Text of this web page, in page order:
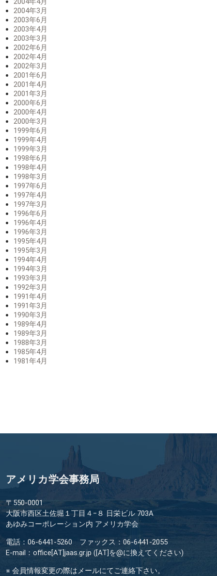
2004年3月
2003年6月
2003年4月
2003年3月
2002年6月
2002年4月
2002年3月
2001年6月
2001年4月
2001年3月
2000年6月
2000年4月
2000年3月
1999年6月
1999年4月
1999年3月
1998年6月
1998年4月
1998年3月
1997年6月
1997年4月
1997年3月
1996年6月
1996年4月
1996年3月
1995年4月
1995年3月
1994年4月
1994年3月
1993年3月
1992年3月
1991年4月
1991年3月
1990年3月
1989年4月
1989年3月
1988年3月
1985年4月
1981年4月
アメリカ学会事務局
〒550-0001
大阪市西区土佐堀１丁目４−８ 日栄ビル 703A
あゆみコーポレーション内 アメリカ学会
電話：06-6441-5260 ファックス：06-6441-2055
E-mail：office[AT]jaas.gr.jp ([AT]を@に換えてください)
※ 会員情報変更の際はメールにてご連絡下さい。